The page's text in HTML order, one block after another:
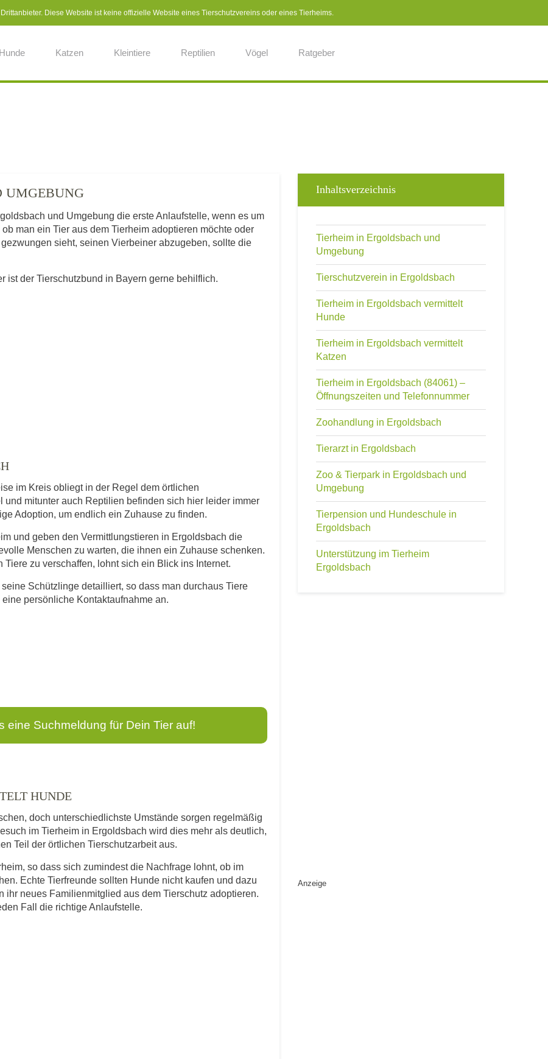
Diese Website ist keine offizielle Website eines Tierschutzvereins oder eines Tierheims.
Hunde Katzen Kleintiere Reptilien Vögel Ratgeber
UMGEBUNG
und Umgebung die erste Anlaufstelle, wenn es um
man ein Tier aus dem Tierheim adoptieren möchte oder
sieht, seinen Vierbeiner abzugeben, sollte die
ist der Tierschutzbund in Bayern gerne behilflich.
im Kreis obliegt in der Regel dem örtlichen
mitunter auch Reptilien befinden sich hier leider immer
Adoption, um endlich ein Zuhause zu finden.
und geben den Vermittlungstieren in Ergoldsbach die
Menschen zu warten, die ihnen ein Zuhause schenken.
zu verschaffen, lohnt sich ein Blick ins Internet.
Schützlinge detailliert, so dass man durchaus Tiere
persönliche Kontaktaufnahme an.
eine Suchmeldung für Dein Tier auf!
HUNDE
doch unterschiedlichste Umstände sorgen regelmäßig
im Tierheim in Ergoldsbach wird dies mehr als deutlich,
Teil der örtlichen Tierschutzarbeit aus.
so dass sich zumindest die Nachfrage lohnt, ob im
Echte Tierfreunde sollten Hunde nicht kaufen und dazu
neues Familienmitglied aus dem Tierschutz adoptieren.
Fall die richtige Anlaufstelle.
Inhaltsverzeichnis
Tierheim in Ergoldsbach und
Umgebung
Tierschutzverein in Ergoldsbach
Tierheim in Ergoldsbach vermittelt
Hunde
Tierheim in Ergoldsbach vermittelt
Katzen
Tierheim in Ergoldsbach (84061) –
Öffnungszeiten und Telefonnummer
Zoohandlung in Ergoldsbach
Tierarzt in Ergoldsbach
Zoo & Tierpark in Ergoldsbach und
Umgebung
Tierpension und Hundeschule in
Ergoldsbach
Unterstützung im Tierheim
Ergoldsbach
Anzeige